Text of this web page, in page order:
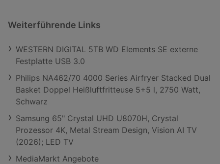
Weiterführende Links
WESTERN DIGITAL 5TB WD Elements SE externe
Festplatte USB 3.0
Philips NA462/70 4000 Series Airfryer Stacked Dual
Basket Doppel Heißluftfritteuse 5+5 l, 2750 Watt,
Schwarz
Samsung 65" Crystal UHD U8070H, Crystal
Prozessor 4K, Metal Stream Design, Vision AI TV
(2026); LED TV
MediaMarkt Angebote